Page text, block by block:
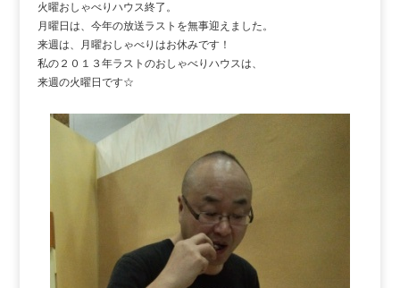
火曜おしゃべりハウス終了。
月曜日は、今年の放送ラストを無事迎えました。
来週は、月曜おしゃべりはお休みです！
私の２０１３年ラストのおしゃべりハウスは、
来週の火曜日です☆